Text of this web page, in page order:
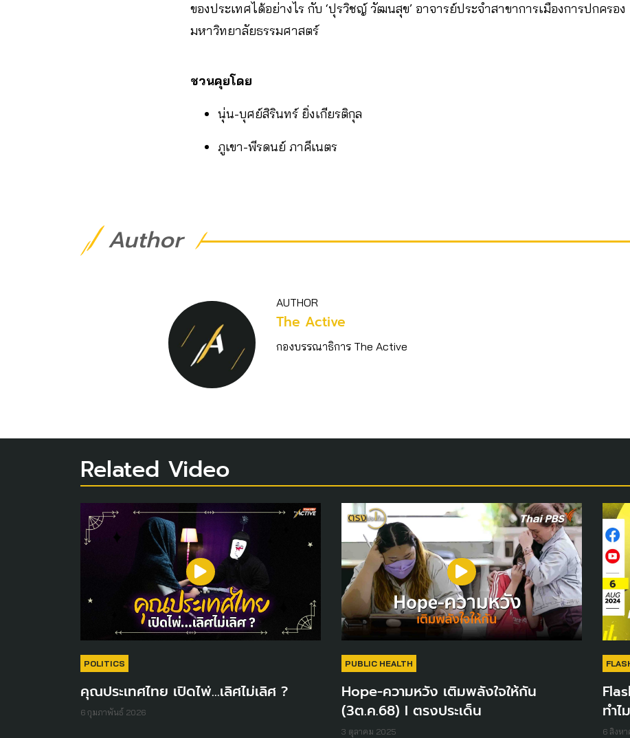
ของประเทศได้อย่างไร กับ ‘ปุรวิชญ์ วัฒนสุข’ อาจารย์ประจำสาขาการเมืองการปกครอ
มหาวิทยาลัยธรรมศาสตร์
ชวนคุยโดย
นุ่น-บุศย์สิรินทร์ ยิ่งเกียรติกุล
ภูเขา-พีรดนย์ ภาคีเนตร
Author
AUTHOR
The Active
กองบรรณาธิการ The Active
Related Video
POLITICS
คุณประเทศไทย เปิดไพ่…เลิศไม่เลิศ ?
6 กุมภาพันธ์ 2026
PUBLIC HEALTH
Hope-ความหวัง เติมพลังใจให้กัน
(3ต.ค.68) I ตรงประเด็น
3 ตุลาคม 2025
ทำไ
6 สิงห